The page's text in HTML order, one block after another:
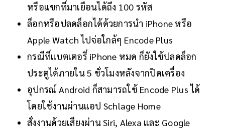
หรือแขกที่มาเยือนได้ถึง 100 รหัส
ล็อกหรือปลดล็อกได้ด้วยการนำ iPhone หรือ
Apple Watch ไปจ่อใกล้ๆ Encode Plus
กรณีที่แบตเตอรี่ iPhone หมด ก็ยังใช้ปลดล็อก
ประตูได้ภายใน 5 ชั่วโมงหลังจากปิดเครื่อง
อุปกรณ์ Android ก็สามารถใช้ Encode Plus ได้
โดยใช้งานผ่านแอป Schlage Home
สั่งงานด้วยเสียงผ่าน Siri, Alexa และ Google